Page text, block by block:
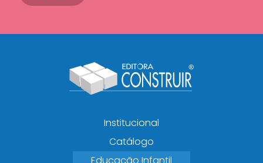
Institucional
Catálogo